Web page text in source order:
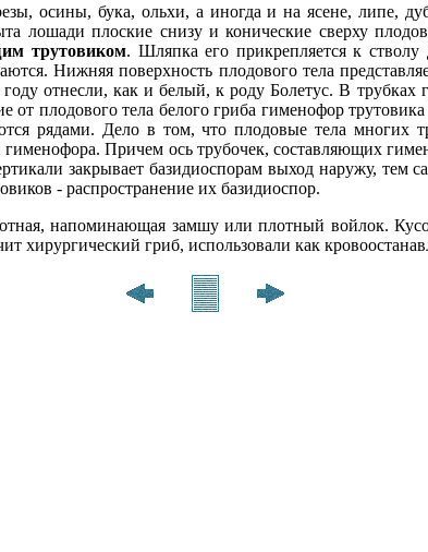
осины, бука, ольхи, а иногда и на ясене, липе,
лошади плоские снизу и конические сверху
трутовиком. Шляпка его прикрепляется к
Нижняя поверхность плодового тела
отнесли, как и белый, к роду Болетус. В трубках
от плодового тела белого гриба гименофор
рядами. Дело в том, что плодовые тела многих
Причем ось трубочек, составляющих
закрывает базидиоспорам выход наружу, тем
- распространение их базидиоспор.
напоминающая замшу или плотный войлок.
хирургический гриб, использовали как